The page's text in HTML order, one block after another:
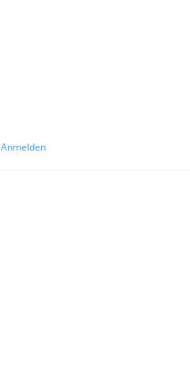
Anmelden